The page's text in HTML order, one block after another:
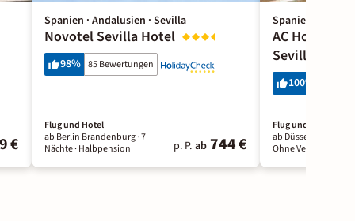
€
Spanien · Andalusien · Sevilla
Novotel Sevilla Hotel
98% 85 Bewertungen
Flug und Hotel
ab Berlin Brandenburg ·7
Nächte· Halbpension p. P. ab 744 €
Spanien ·
AC Hotel by
Sevilla
100%
Flug und Hotel
ab Düsseldorf ·
Ohne Verpflegung